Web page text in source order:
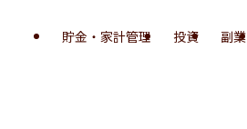
貯金・家計管理 投資 副業